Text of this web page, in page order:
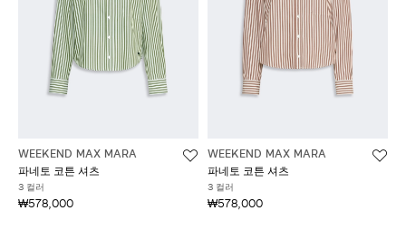
WEEKEND MAX MARA
파네토 코튼 셔츠
3 컬러
₩578,000
WEEKEND MAX MARA
파네토 코튼 셔츠
3 컬러
₩578,000